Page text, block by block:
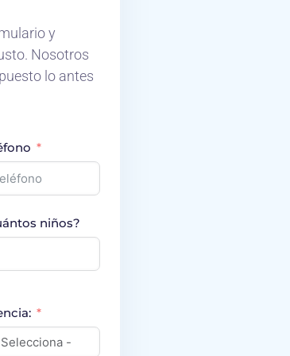
y
Nosotros
lo antes
niños?